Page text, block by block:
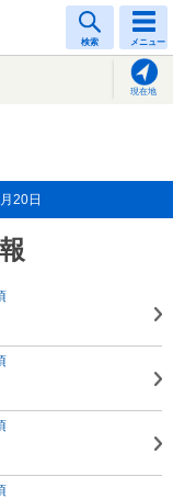
検索 メニュー
現在地
20日